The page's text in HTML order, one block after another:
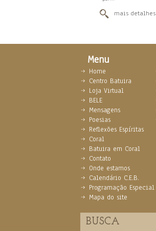
mais detalhes
Menu
Home
Centro Batuira
Loja Virtual
BELE
Mensagens
Poesias
Reflexões Espíritas
Coral
Batuira em Coral
Contato
Onde estamos
Calendário C.E.B.
Programação Especial
Mapa do site